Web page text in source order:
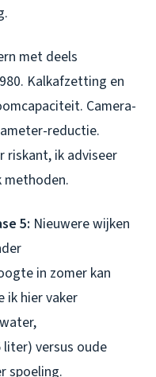
met deels
Kalkafzetting en
Camera-
reductie.
riskant, ik adviseer
methoden.
5: Nieuwere wijken
in zomer kan
ik hier vaker
versus oude
spoeling.